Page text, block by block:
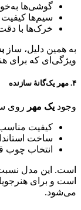
گوشی‌ها
سیم‌ها کیفیت
خرک‌ها با
به همین دلیل، ساز
ویژگی‌ای که برای
۴. مهر یک‌گانهٔ سازنده
وجود یک مهر روی
کیفیت
ساخت
انتخاب چوب
است. این مدل
است و برای
می‌شود.